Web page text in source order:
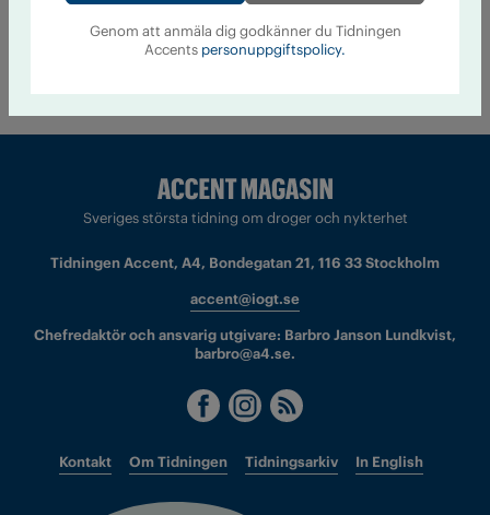
Till startsidan
Sveriges största tidning om droger och nykterhet
Tidningen Accent, A4, Bondegatan 21, 116 33 Stockholm
accent@iogt.se
Chefredaktör och ansvarig utgivare: Barbro Janson Lundkvist,
barbro@a4.se.
Kontakt Om Tidningen Tidningsarkiv In English
Genom att anmäla dig godkänner du Tidningen
Accents personuppgiftspolicy.